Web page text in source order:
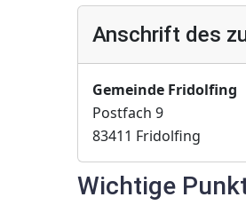
Anschrift des
Gemeinde Fridolfing
Postfach 9
83411 Fridolfing
Wichtige